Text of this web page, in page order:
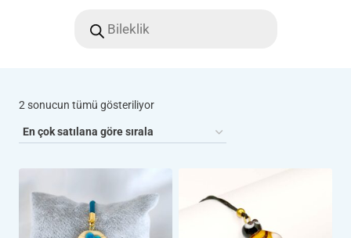
search
2 sonucun tümü gösteriliyorPopülerliğe